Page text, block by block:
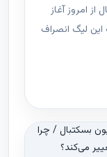
امروز آغاز
این لیگ انصراف